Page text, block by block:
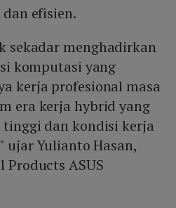
efisien.
sekadar menghadirkan
komputasi yang
kerja profesional masa
era kerja hybrid yang
dan kondisi kerja
ujar Yulianto Hasan,
ASUS